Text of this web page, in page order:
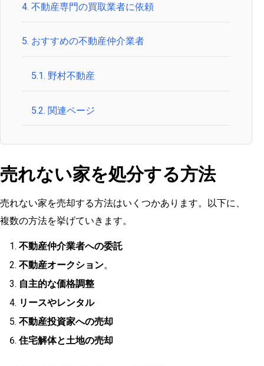
4. 不動産専門の買取業者に依頼
5. おすすめの不動産仲介業者
5.1. 野村不動産
5.2. 関連ページ
売れない家を処分する方法
売れない家を売却する方法はいくつかあります。以下に、
複数の方法を挙げていきます。
不動産仲介業者への委託
不動産オークション。
自主的な価格調整
リースやレンタル
不動産投資家への売却
住宅解体と土地の売却